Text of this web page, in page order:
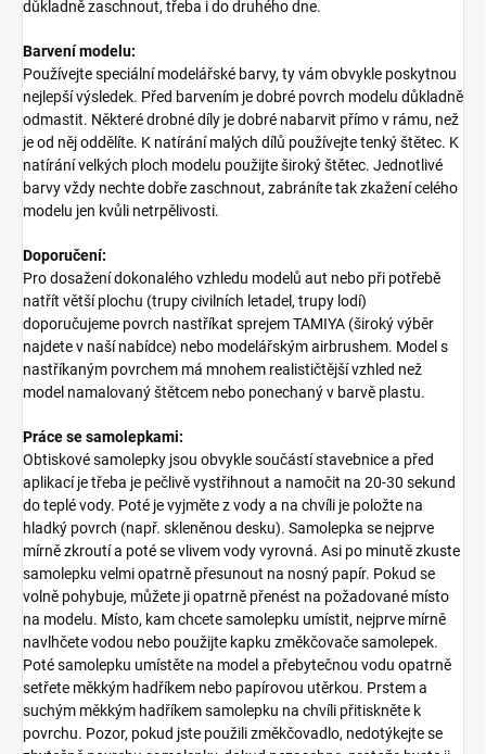
důkladně zaschnout, třeba i do druhého dne.
Barvení modelu:
Používejte speciální modelářské barvy, ty vám obvykle poskytnou
nejlepší výsledek. Před barvením je dobré povrch modelu důkladně
odmastit. Některé drobné díly je dobré nabarvit přímo v rámu, než
je od něj oddělíte. K natírání malých dílů používejte tenký štětec. K
natírání velkých ploch modelu použijte široký štětec. Jednotlivé
barvy vždy nechte dobře zaschnout, zabráníte tak zkažení celého
modelu jen kvůli netrpělivosti.
Doporučení:
Pro dosažení dokonalého vzhledu modelů aut nebo při potřebě
natřít větší plochu (trupy civilních letadel, trupy lodí)
doporučujeme povrch nastříkat sprejem TAMIYA (široký výběr
najdete v naší nabídce) nebo modelářským airbrushem. Model s
nastříkaným povrchem má mnohem realističtější vzhled než
model namalovaný štětcem nebo ponechaný v barvě plastu.
Práce se samolepkami:
Obtiskové samolepky jsou obvykle součástí stavebnice a před
aplikací je třeba je pečlivě vystřihnout a namočit na 20-30 sekund
do teplé vody. Poté je vyjměte z vody a na chvíli je položte na
hladký povrch (např. skleněnou desku). Samolepka se nejprve
mírně zkroutí a poté se vlivem vody vyrovná. Asi po minutě zkuste
samolepku velmi opatrně přesunout na nosný papír. Pokud se
volně pohybuje, můžete ji opatrně přenést na požadované místo
na modelu. Místo, kam chcete samolepku umístit, nejprve mírně
navlhčete vodou nebo použijte kapku změkčovače samolepek.
Poté samolepku umístěte na model a přebytečnou vodu opatrně
setřete měkkým hadříkem nebo papírovou utěrkou. Prstem a
suchým měkkým hadříkem samolepku na chvíli přitiskněte k
povrchu. Pozor, pokud jste použili změkčovadlo, nedotýkejte se